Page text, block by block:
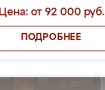
Цена: от 92 000 руб.
ПОДРОБНЕЕ